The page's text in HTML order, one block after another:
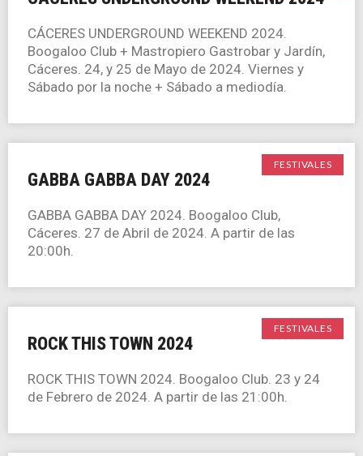
CÁCERES UNDERGROUND WEEKEND 2024.
Boogaloo Club + Mastropiero Gastrobar y Jardín,
Cáceres. 24, y 25 de Mayo de 2024. Viernes y
Sábado por la noche + Sábado a mediodía.
FESTIVALES
GABBA GABBA DAY 2024
GABBA GABBA DAY 2024. Boogaloo Club,
Cáceres. 27 de Abril de 2024. A partir de las
20:00h.
FESTIVALES
ROCK THIS TOWN 2024
ROCK THIS TOWN 2024. Boogaloo Club. 23 y 24
de Febrero de 2024. A partir de las 21:00h.